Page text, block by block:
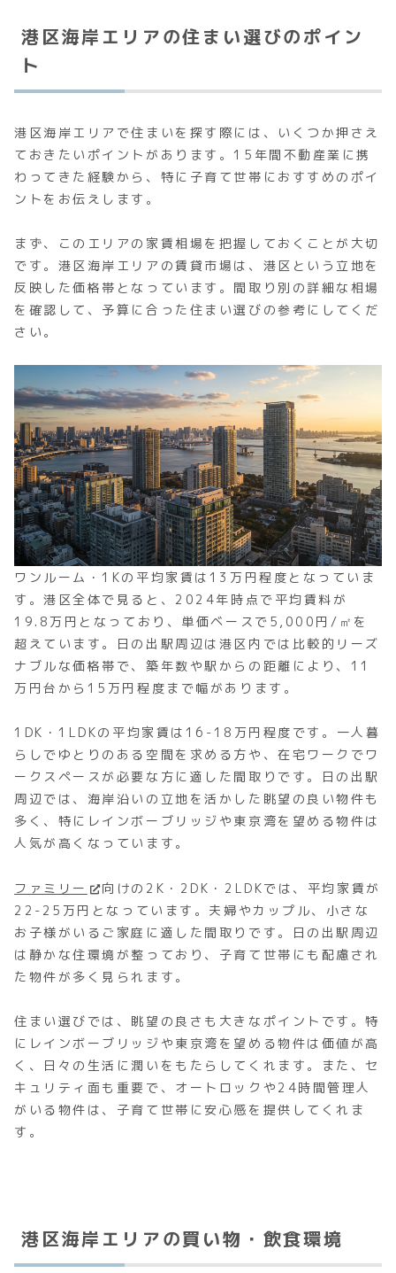
港区海岸エリアの住まい選びのポイン
ト
港区海岸エリアで住まいを探す際には、いくつか押さえ
ておきたいポイントがあります。15年間不動産業に携
わってきた経験から、特に子育て世帯におすすめのポイ
ントをお伝えします。
まず、このエリアの家賃相場を把握しておくことが大切
です。港区海岸エリアの賃貸市場は、港区という立地を
反映した価格帯となっています。間取り別の詳細な相場
を確認して、予算に合った住まい選びの参考にしてくだ
さい。
ワンルーム・1Kの平均家賃は13万円程度となっていま
す。港区全体で見ると、2024年時点で平均賃料が
19.8万円となっており、単価ベースで5,000円/㎡を
超えています。日の出駅周辺は港区内では比較的リーズ
ナブルな価格帯で、築年数や駅からの距離により、11
万円台から15万円程度まで幅があります。
1DK・1LDKの平均家賃は16-18万円程度です。一人暮
らしでゆとりのある空間を求める方や、在宅ワークでワ
ークスペースが必要な方に適した間取りです。日の出駅
周辺では、海岸沿いの立地を活かした眺望の良い物件も
多く、特にレインボーブリッジや東京湾を望める物件は
人気が高くなっています。
ファミリー
向けの2K・2DK・2LDKでは、平均家賃が
22-25万円となっています。夫婦やカップル、小さな
お子様がいるご家庭に適した間取りです。日の出駅周辺
は静かな住環境が整っており、子育て世帯にも配慮され
た物件が多く見られます。
住まい選びでは、眺望の良さも大きなポイントです。特
にレインボーブリッジや東京湾を望める物件は価値が高
く、日々の生活に潤いをもたらしてくれます。また、セ
キュリティ面も重要で、オートロックや24時間管理人
がいる物件は、子育て世帯に安心感を提供してくれま
す。
港区海岸エリアの買い物・飲食環境